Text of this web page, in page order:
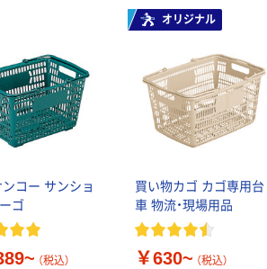
コー サンショ
ゴ
（税込）
オリジナル
買い物カゴ カゴ専用台
車 物流・現場用品
￥630~ （税込）
へ